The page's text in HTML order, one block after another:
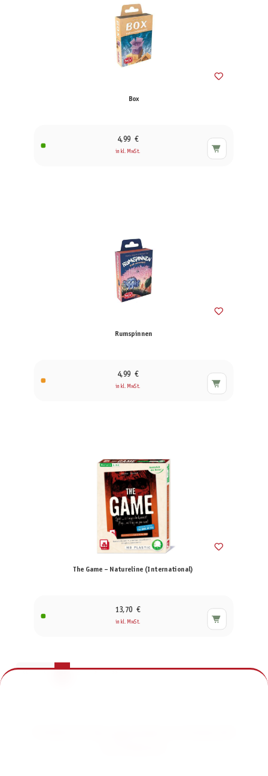
Box
4,99 €
inkl. MwSt.
Rumspinnen
4,99 €
inkl. MwSt.
The Game – Natureline (International)
13,70 €
inkl. MwSt.